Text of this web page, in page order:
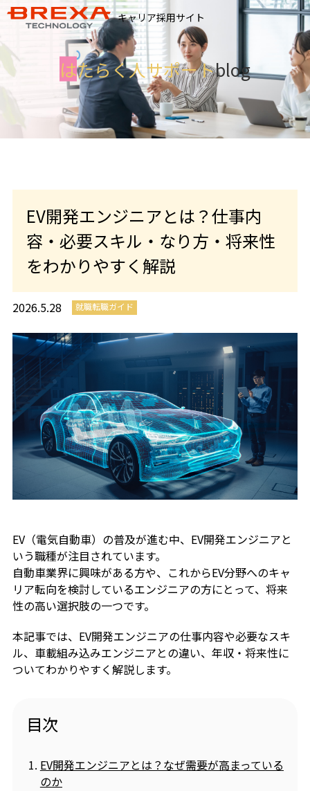
キャリア採用サイト
はたらく人サポートblog
EV開発エンジニアとは？仕事内
容・必要スキル・なり方・将来性
をわかりやすく解説
2026.5.28 就職転職ガイド
EV（電気自動車）の普及が進む中、EV開発エンジニアと
いう職種が注目されています。
自動車業界に興味がある方や、これからEV分野へのキャ
リア転向を検討しているエンジニアの方にとって、将来
性の高い選択肢の一つです。
本記事では、EV開発エンジニアの仕事内容や必要なスキ
ル、車載組み込みエンジニアとの違い、年収・将来性に
ついてわかりやすく解説します。
目次
EV開発エンジニアとは？なぜ需要が高まっている
のか